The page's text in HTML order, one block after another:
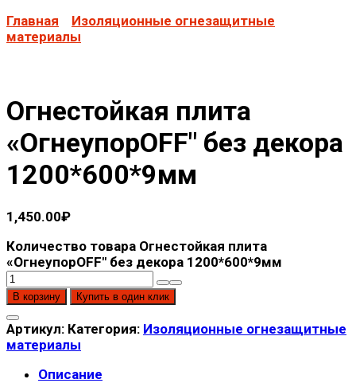
Главная
Изоляционные огнезащитные
материалы
Огнестойкая плита
«ОгнеупорOFF" без декора
1200*600*9мм
1,450.00₽
Количество товара Огнестойкая плита
«ОгнеупорOFF" без декора 1200*600*9мм
В корзину Купить в один клик
Артикул: Категория: Изоляционные огнезащитные
материалы
Описание